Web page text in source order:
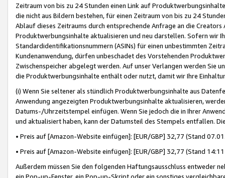
Zeitraum von bis zu 24 Stunden einen Link auf
die nicht aus Bildern bestehen, für einen Zeitraum von bis zu 24
Ablauf dieses Zeitraums durch entsprechende Anfrage an die
Produktwerbungsinhalte aktualisieren und neu darstellen. Sofern wir
Standardidentifikationsnummern (ASINs) für einen unbestimmten
Kundenanwendung, dürfen unbeschadet des Vorstehenden
Zwischenspeicher abgelegt werden. Auf unser Verlangen werden Sie
die Produktwerbungsinhalte enthält oder nutzt, damit wir Ihre
(i) Wenn Sie seltener als stündlich Produktwerbungsinhalte aus
Anwendung angezeigten Produktwerbungsinhalte aktualisieren,
Datums-/Uhrzeitstempel einfügen. Wenn Sie jedoch die in Ihrer
und aktualisiert haben, kann der Datumsteil des Stempels entfallen.
• Preis auf [Amazon-Website einfügen]: [EUR/GBP] 32,77 (Stand
• Preis auf [Amazon-Website einfügen]: [EUR/GBP] 32,77 (Stand
Außerdem müssen Sie den folgenden Haftungsausschluss entweder
ein Pop-up-Fenster, ein Pop-up-Skript oder ein sonstiges